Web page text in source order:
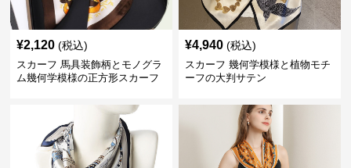
¥2,120 (税込)
スカーフ 馬具装飾柄とモノグラ
ム幾何学模様の正方形スカーフ
¥4,940 (税込)
スカーフ 幾何学模様と植物モチ
ーフの大判サテン